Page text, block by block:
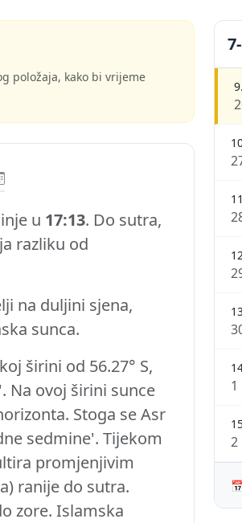
položaja, kako bi vrijeme
u 17:13. Do sutra,
razliku od
na duljini sjena,
sunca.
širini od 56.27° S,
Na ovoj širini sunce
Stoga se Asr
sedmine'. Tijekom
promjenjivim
ranije do sutra.
zore. Islamska
1
2